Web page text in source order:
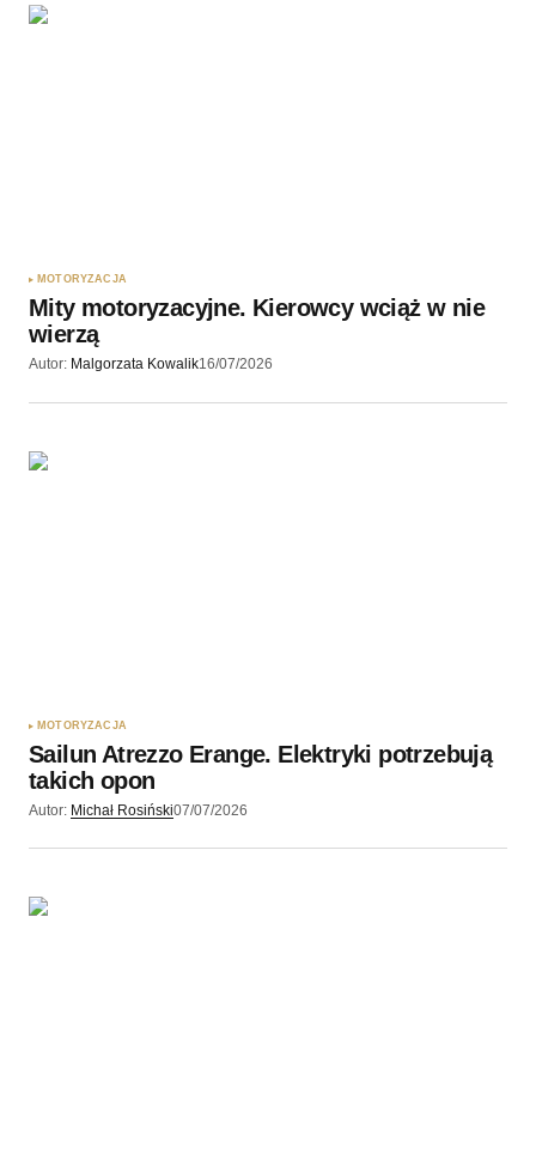
MOTORYZACJA
Mity motoryzacyjne. Kierowcy wciąż w nie
wierzą
Autor: Malgorzata Kowalik16/07/2026
MOTORYZACJA
Sailun Atrezzo Erange. Elektryki potrzebują
takich opon
Autor: Michał Rosiński07/07/2026